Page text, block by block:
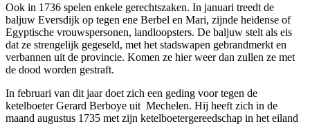
Ook in 1736 spelen enkele gerechtszaken. In januari treedt de
baljuw Eversdijk op tegen ene Berbel en Mari, zijnde heidense of
Egyptische vrouwspersonen, landloopsters. De baljuw stelt als eis
dat ze strengelijk gegeseld, met het stadswapen gebrandmerkt en
verbannen uit de provincie. Komen ze hier weer dan zullen ze met
de dood worden gestraft.
In februari van dit jaar doet zich een geding voor tegen de
ketelboeter Gerard Berboye uit Mechelen. Hij heeft zich in de
maand augustus 1735 met zijn ketelboetergereedschap in het eiland